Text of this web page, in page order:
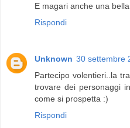
E magari anche una
Rispondi
Unknown 30 settembre
Partecipo volentieri..la
trovare dei personaggi
come si prospetta :)
Rispondi